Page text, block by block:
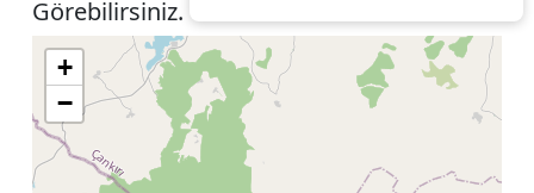
Görebilirsiniz.
+
−